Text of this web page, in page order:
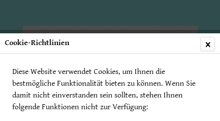
Cookie-Richtlinien
Diese Website verwendet Cookies, um Ihnen die
bestmögliche Funktionalität bieten zu können. Wenn Sie
damit nicht einverstanden sein sollten, stehen Ihnen
folgende Funktionen nicht zur Verfügung: